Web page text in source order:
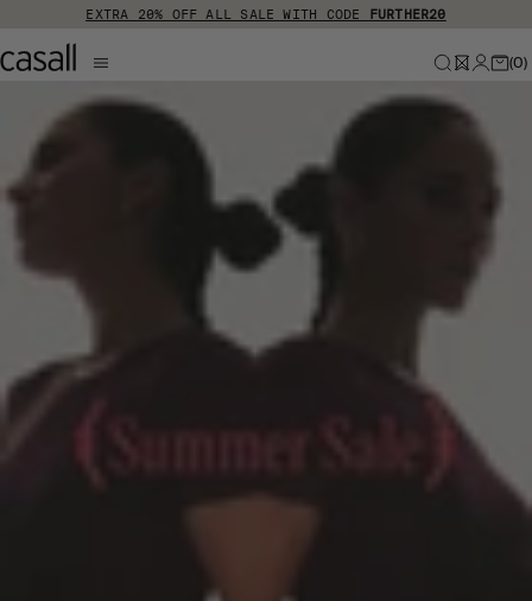
Hoppa till huvudinnehåll
EXTRA 20% OFF ALL SALE WITH CODE FURTHER20
(0)